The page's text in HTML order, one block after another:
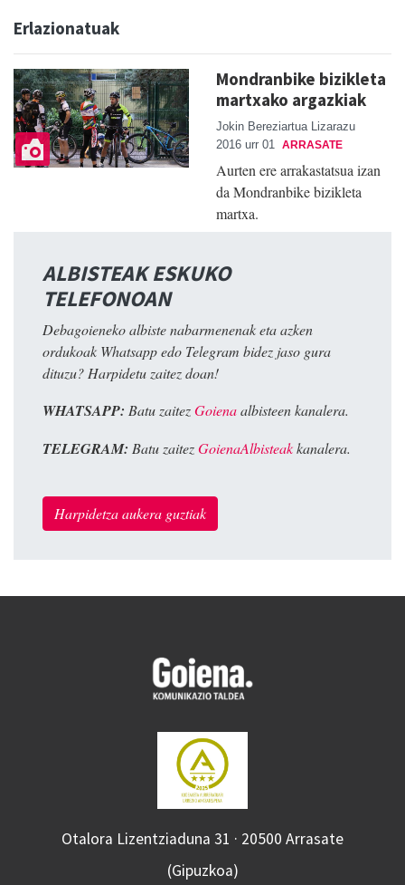
Erlazionatuak
Mondranbike bizikleta
martxako argazkiak
Jokin Bereziartua Lizarazu
2016 urr 01
ARRASATE
Aurten ere arrakastatsua izan
da Mondranbike bizikleta
martxa.
ALBISTEAK ESKUKO
TELEFONOAN
Debagoieneko albiste nabarmenenak eta azken
ordukoak Whatsapp edo Telegram bidez jaso gura
dituzu? Harpidetu zaitez doan!
WHATSAPP: Batu zaitezGoienaalbisteen kanalera.
TELEGRAM: Batu zaitezGoienaAlbisteakkanalera.
Harpidetza aukera guztiak
Otalora Lizentziaduna 31 · 20500 Arrasate
(Gipuzkoa)